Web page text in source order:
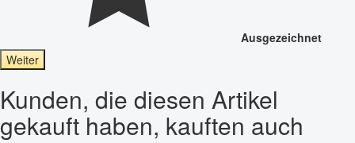
Ausgezeichnet
Weiter
Kunden, die diesen Artikel
gekauft haben, kauften auch